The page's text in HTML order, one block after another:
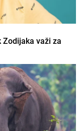
Zodijaka važi za